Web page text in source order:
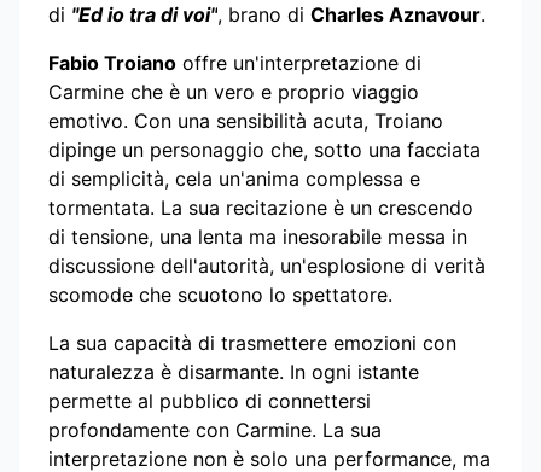
di "Ed io tra di voi", brano di Charles Aznavour.
Fabio Troiano offre un'interpretazione di
Carmine che è un vero e proprio viaggio
emotivo. Con una sensibilità acuta, Troiano
dipinge un personaggio che, sotto una facciata
di semplicità, cela un'anima complessa e
tormentata. La sua recitazione è un crescendo
di tensione, una lenta ma inesorabile messa in
discussione dell'autorità, un'esplosione di verità
scomode che scuotono lo spettatore.
La sua capacità di trasmettere emozioni con
naturalezza è disarmante. In ogni istante
permette al pubblico di connettersi
profondamente con Carmine. La sua
interpretazione non è solo una performance, ma